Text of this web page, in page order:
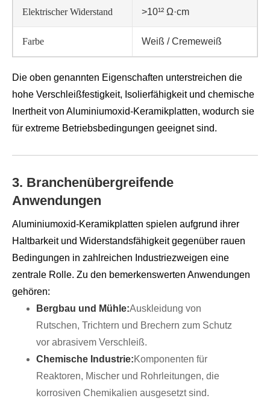
Elektrischer Widerstand >10¹² Ω·cm
Farbe Weiß / Cremeweiß
Die oben genannten Eigenschaften unterstreichen die
hohe Verschleißfestigkeit, Isolierfähigkeit und chemische
Inertheit von Aluminiumoxid-Keramikplatten, wodurch sie
für extreme Betriebsbedingungen geeignet sind.
3. Branchenübergreifende
Anwendungen
Aluminiumoxid-Keramikplatten spielen aufgrund ihrer
Haltbarkeit und Widerstandsfähigkeit gegenüber rauen
Bedingungen in zahlreichen Industriezweigen eine
zentrale Rolle. Zu den bemerkenswerten Anwendungen
gehören:
Bergbau und Mühle:Auskleidung von
Rutschen, Trichtern und Brechern zum Schutz
vor abrasivem Verschleiß.
Chemische Industrie:Komponenten für
Reaktoren, Mischer und Rohrleitungen, die
korrosiven Chemikalien ausgesetzt sind.